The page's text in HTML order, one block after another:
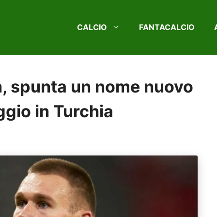
CALCIO FANTACALCIO
spunta un nome nuovo
in Turchia